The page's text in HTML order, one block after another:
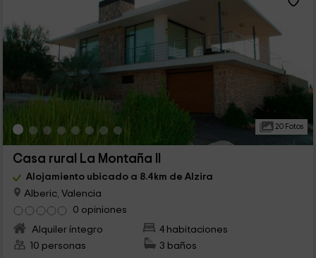
20 Fotos
Casa rural La Montaña II
Alojamiento ubicado a 8.4km de Alzira
Alberic, Valencia
0 opiniones
Alquiler íntegro
4 habitaciones
10 personas
3 baños